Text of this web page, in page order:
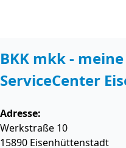
BKK mkk -
ServiceCenter
Adresse:
Werkstraße 10
15890 Eisenhüttenstadt